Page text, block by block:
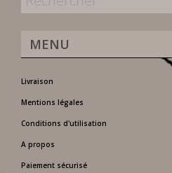
MENU
Livraison
Mentions légales
Conditions d'utilisation
A propos
Paiement sécurisé